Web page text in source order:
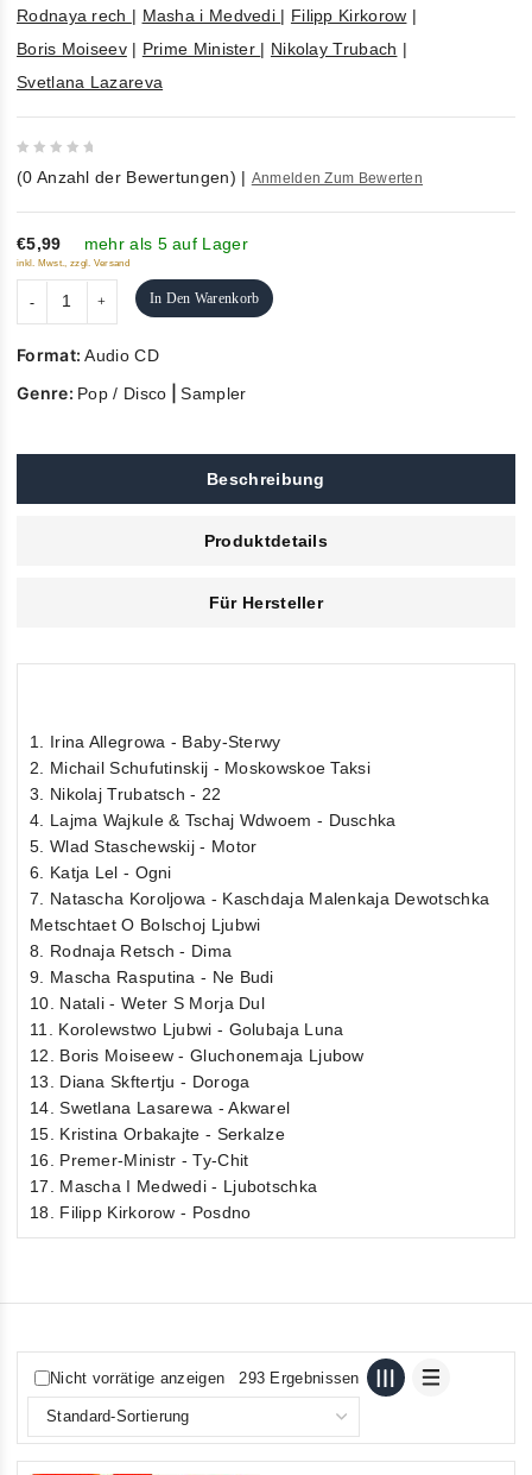
Rodnaya rech | Masha i Medvedi | Filipp Kirkorow |
Boris Moiseev| Prime Minister | Nikolay Trubach |
Svetlana Lazareva
out
of
5
(0 Anzahl der Bewertungen) | Anmelden Zum Bewerten
€5,99 mehr als 5 auf Lager
inkl. Mwst., zzgl. Versand
In Den Warenkorb
Format:Audio CD
Genre: Pop / Disco |Sampler
Beschreibung
Produktdetails
Für Hersteller
1. Irina Allegrowa - Baby-Sterwy
2. Michail Schufutinskij - Moskowskoe Taksi
3. Nikolaj Trubatsch - 22
4. Lajma Wajkule & Tschaj Wdwoem - Duschka
5. Wlad Staschewskij - Motor
6. Katja Lel - Ogni
7. Natascha Koroljowa - Kaschdaja Malenkaja Dewotschka
Metschtaet O Bolschoj Ljubwi
8. Rodnaja Retsch - Dima
9. Mascha Rasputina - Ne Budi
10. Natali - Weter S Morja Dul
11. Korolewstwo Ljubwi - Golubaja Luna
12. Boris Moiseew - Gluchonemaja Ljubow
13. Diana Skftertju - Doroga
14. Swetlana Lasarewa - Akwarel
15. Kristina Orbakajte - Serkalze
16. Premer-Ministr - Ty-Chit
17. Mascha I Medwedi - Ljubotschka
18. Filipp Kirkorow - Posdno
Nicht vorrätige anzeigen 293 Ergebnissen